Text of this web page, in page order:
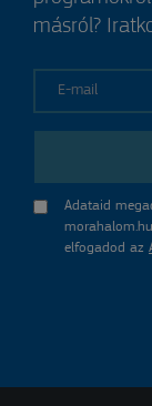
másról?
Adataid
elfogadod az